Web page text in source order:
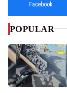
Facebook
POPULAR